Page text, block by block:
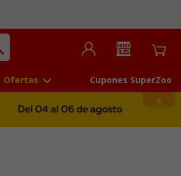
Ofertas Cupones SuperZoo